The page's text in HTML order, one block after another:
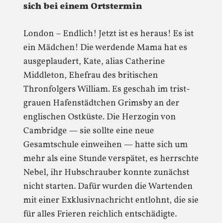
sich bei einem Ortstermin
London – Endlich! Jetzt ist es heraus! Es ist
ein Mädchen! Die werdende Mama hat es
ausgeplaudert, Kate, alias Catherine
Middleton, Ehefrau des britischen
Thronfolgers William. Es geschah im trist-
grauen Hafenstädtchen Grimsby an der
englischen Ostküste. Die Herzogin von
Cambridge — sie sollte eine neue
Gesamtschule einweihen — hatte sich um
mehr als eine Stunde verspätet, es herrschte
Nebel, ihr Hubschrauber konnte zunächst
nicht starten. Dafür wurden die Wartenden
mit einer Exklusivnachricht entlohnt, die sie
für alles Frieren reichlich entschädigte.